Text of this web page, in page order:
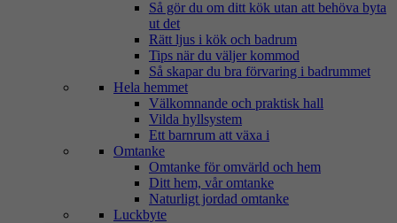
Så gör du om ditt kök utan att behöva byta
ut det
Rätt ljus i kök och badrum
Tips när du väljer kommod
Så skapar du bra förvaring i badrummet
Hela hemmet
Välkomnande och praktisk hall
Vilda hyllsystem
Ett barnrum att växa i
Omtanke
Omtanke för omvärld och hem
Ditt hem, vår omtanke
Naturligt jordad omtanke
Luckbyte